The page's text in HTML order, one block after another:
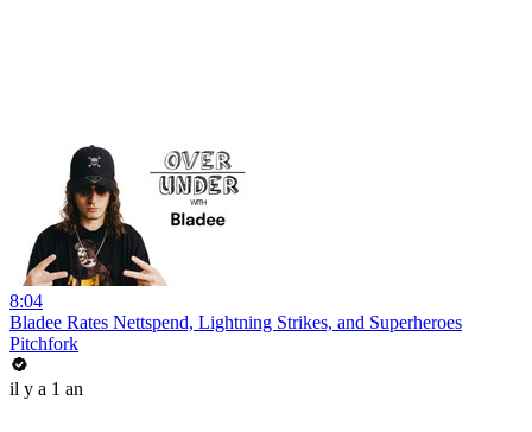
8:04
Bladee Rates Nettspend, Lightning Strikes, and Superheroes
Pitchfork
il y a 1 an